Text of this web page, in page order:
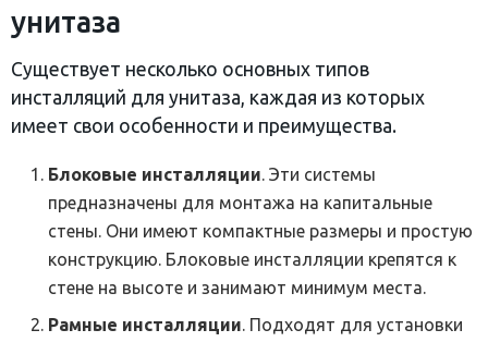
унитаза
Существует несколько основных типов
инсталляций для унитаза, каждая из которых
имеет свои особенности и преимущества.
Блоковые инсталляции. Эти системы
предназначены для монтажа на капитальные
стены. Они имеют компактные размеры и простую
конструкцию. Блоковые инсталляции крепятся к
стене на высоте и занимают минимум места.
Рамные инсталляции. Подходят для установки